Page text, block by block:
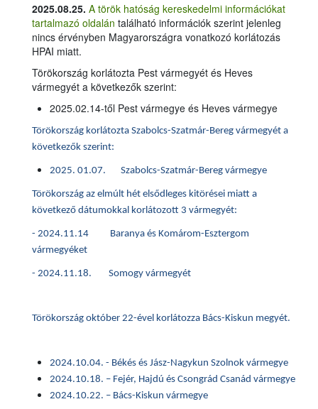
2025.08.25. A török hatóság kereskedelmi információkat
tartalmazó oldalán található információk szerint jelenleg
nincs érvényben Magyarországra vonatkozó korlátozás
HPAI miatt.
Törökország korlátozta Pest vármegyét és Heves
vármegyét a következők szerint:
2025.02.14-től Pest vármegye és Heves vármegye
Törökország korlátozta Szabolcs-Szatmár-Bereg vármegyét a
következők szerint:
2025. 01.07. Szabolcs-Szatmár-Bereg vármegye
Törökország az elmúlt hét elsődleges kitörései miatt a
következő dátumokkal korlátozott 3 vármegyét:
- 2024.11.14 Baranya és Komárom-Esztergom
vármegyéket
- 2024.11.18. Somogy vármegyét
Törökország október 22-ével korlátozza Bács-Kiskun megyét.
2024.10.04. - Békés és Jász-Nagykun Szolnok vármegye
2024.10.18. – Fejér, Hajdú és Csongrád Csanád vármegye
2024.10.22. – Bács-Kiskun vármegye